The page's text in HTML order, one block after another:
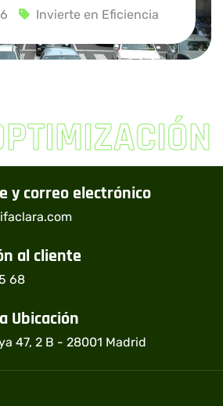
Invierte en Eficiencia
y correo electrónico
al cliente
68
Ubicación
47, 2 B - 28001 Madrid